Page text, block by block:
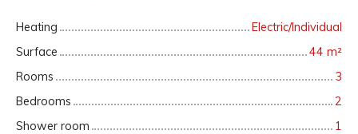
Heating
Electric/Individual
Surface
44 m²
Rooms
3
Bedrooms
2
Shower room
1